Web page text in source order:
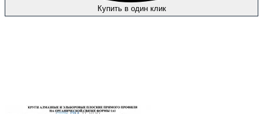
Купить в один клик